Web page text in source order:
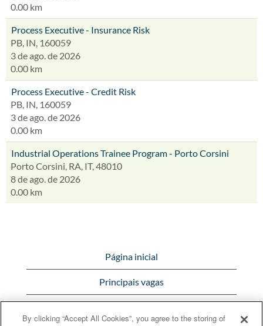
0.00 km
Process Executive - Insurance Risk
PB, IN, 160059
3 de ago. de 2026
0.00 km
Process Executive - Credit Risk
PB, IN, 160059
3 de ago. de 2026
0.00 km
Industrial Operations Trainee Program - Porto Corsini
Porto Corsini, RA, IT, 48010
8 de ago. de 2026
0.00 km
Página inicial
Principais vagas
By clicking “Accept All Cookies”, you agree to the storing of